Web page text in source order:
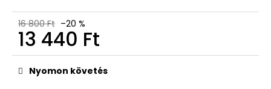
16 800 Ft –20 %
13 440 Ft
Egységár:
Nyomon követés